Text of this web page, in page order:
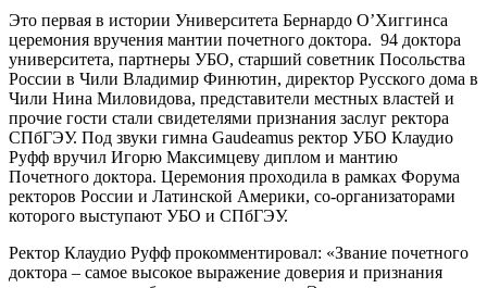
Это первая в истории Университета Бернардо О’Хиггинса
церемония вручения мантии почетного доктора. 94 доктора
университета, партнеры УБО, старший советник Посольства
России в Чили Владимир Финютин, директор Русского дома в
Чили Нина Миловидова, представители местных властей и
прочие гости стали свидетелями признания заслуг ректора
СПбГЭУ. Под звуки гимна Gaudeamus ректор УБО Клаудио
Руфф вручил Игорю Максимцеву диплом и мантию
Почетного доктора. Церемония проходила в рамках Форума
ректоров России и Латинской Америки, со-организаторами
которого выступают УБО и СПбГЭУ.
Ректор Клаудио Руфф прокомментировал: «Звание почетного
доктора – самое высокое выражение доверия и признания